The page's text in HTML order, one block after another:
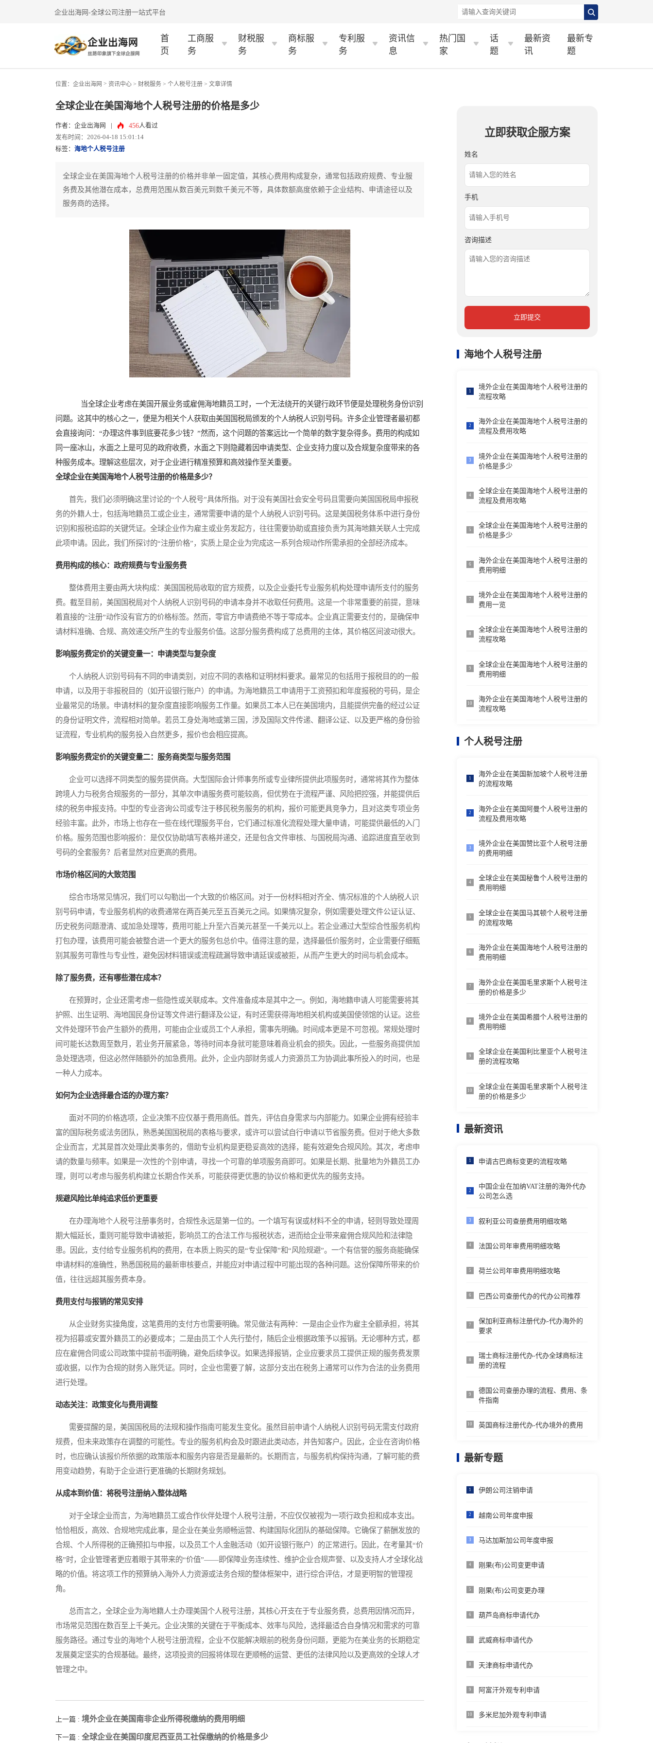
企业出海网-全球公司注册一站式平台
首
页
工商服
务
财税服
务
商标服
务
专利服
务
资讯信
息
热门国
家
话
题
最新资
讯
最新专
题
位置： 企业出海网 > 资讯中心 > 财税服务 > 个人税号注册 > 文章详情
全球企业在美国海地个人税号注册的价格是多少
作者：企业出海网 456人看过
发布时间：2026-04-18 15:01:14
标签： 海地个人税号注册
全球企业在美国海地个人税号注册的价格并非单一固定值，其核心费用构成复杂，通常包括政府规费、专业服
务费及其他潜在成本，总费用范围从数百美元到数千美元不等，具体数额高度依赖于企业结构、申请途径以及
服务商的选择。
当全球企业考虑在美国开展业务或雇佣海地籍员工时，一个无法绕开的关键行政环节便是处理税务身份识别
问题。这其中的核心之一，便是为相关个人获取由美国国税局颁发的个人纳税人识别号码。许多企业管理者最初都
会直接询问：“办理这件事到底要花多少钱？”然而，这个问题的答案远比一个简单的数字复杂得多。费用的构成如
同一座冰山，水面之上是可见的政府收费，水面之下则隐藏着因申请类型、企业支持力度以及合规复杂度带来的各
种服务成本。理解这些层次，对于企业进行精准预算和高效操作至关重要。
全球企业在美国海地个人税号注册的价格是多少？
首先，我们必须明确这里讨论的“个人税号”具体所指。对于没有美国社会安全号码且需要向美国国税局申报税
务的外籍人士，包括海地籍员工或企业主，通常需要申请的是个人纳税人识别号码。这是美国税务体系中进行身份
识别和报税追踪的关键凭证。全球企业作为雇主或业务发起方，往往需要协助或直接负责为其海地籍关联人士完成
此项申请。因此，我们所探讨的“注册价格”，实质上是企业为完成这一系列合规动作所需承担的全部经济成本。
费用构成的核心：政府规费与专业服务费
整体费用主要由两大块构成：美国国税局收取的官方规费，以及企业委托专业服务机构处理申请所支付的服务
费。截至目前，美国国税局对个人纳税人识别号码的申请本身并不收取任何费用。这是一个非常重要的前提，意味
着直接的“注册”动作没有官方的价格标签。然而，零官方申请费绝不等于零成本。企业真正需要支付的，是确保申
请材料准确、合规、高效递交所产生的专业服务价值。这部分服务费构成了总费用的主体，其价格区间波动很大。
影响服务费定价的关键变量一：申请类型与复杂度
个人纳税人识别号码有不同的申请类别，对应不同的表格和证明材料要求。最常见的包括用于报税目的的一般
申请，以及用于非报税目的（如开设银行账户）的申请。为海地籍员工申请用于工资预扣和年度报税的号码，是企
业最常见的场景。申请材料的复杂度直接影响服务工作量。如果员工本人已在美国境内，且能提供完备的经过公证
的身份证明文件，流程相对简单。若员工身处海地或第三国，涉及国际文件传递、翻译公证、以及更严格的身份验
证流程，专业机构的服务投入自然更多，报价也会相应提高。
影响服务费定价的关键变量二：服务商类型与服务范围
企业可以选择不同类型的服务提供商。大型国际会计师事务所或专业律所提供此项服务时，通常将其作为整体
跨境人力与税务合规服务的一部分，其单次申请服务费可能较高，但优势在于流程严谨、风险把控强，并能提供后
续的税务申报支持。中型的专业咨询公司或专注于移民税务服务的机构，报价可能更具竞争力，且对这类专项业务
经验丰富。此外，市场上也存在一些在线代理服务平台，它们通过标准化流程处理大量申请，可能提供最低的入门
价格。服务范围也影响报价：是仅仅协助填写表格并递交，还是包含文件审核、与国税局沟通、追踪进度直至收到
号码的全套服务？后者显然对应更高的费用。
市场价格区间的大致范围
综合市场常见情况，我们可以勾勒出一个大致的价格区间。对于一份材料相对齐全、情况标准的个人纳税人识
别号码申请，专业服务机构的收费通常在两百美元至五百美元之间。如果情况复杂，例如需要处理文件公证认证、
历史税务问题澄清、或加急处理等，费用可能上升至六百美元甚至一千美元以上。若企业通过大型综合性服务机构
打包办理，该费用可能会被整合进一个更大的服务包总价中。值得注意的是，选择最低价服务时，企业需要仔细甄
别其服务可靠性与专业性，避免因材料错误或流程疏漏导致申请延误或被拒，从而产生更大的时间与机会成本。
除了服务费，还有哪些潜在成本？
在预算时，企业还需考虑一些隐性或关联成本。文件准备成本是其中之一。例如，海地籍申请人可能需要将其
护照、出生证明、海地国民身份证等文件进行翻译及公证，有时还需获得海地相关机构或美国使领馆的认证。这些
文件处理环节会产生额外的费用，可能由企业或员工个人承担，需事先明确。时间成本更是不可忽视。常规处理时
间可能长达数周至数月，若业务开展紧急，等待时间本身就可能意味着商业机会的损失。因此，一些服务商提供加
急处理选项，但这必然伴随额外的加急费用。此外，企业内部财务或人力资源员工为协调此事所投入的时间，也是
一种人力成本。
如何为企业选择最合适的办理方案？
面对不同的价格选项，企业决策不应仅基于费用高低。首先，评估自身需求与内部能力。如果企业拥有经验丰
富的国际税务或法务团队，熟悉美国国税局的表格与要求，或许可以尝试自行申请以节省服务费。但对于绝大多数
企业而言，尤其是首次处理此类事务的，借助专业机构是更稳妥高效的选择，能有效避免合规风险。其次，考虑申
请的数量与频率。如果是一次性的个别申请，寻找一个可靠的单项服务商即可。如果是长期、批量地为外籍员工办
理，则可以考虑与服务机构建立长期合作关系，可能获得更优惠的协议价格和更优先的服务支持。
规避风险比单纯追求低价更重要
在办理海地个人税号注册事务时，合规性永远是第一位的。一个填写有误或材料不全的申请，轻则导致处理周
期大幅延长，重则可能导致申请被拒，影响员工的合法工作与报税状态，进而给企业带来雇佣合规风险和法律隐
患。因此，支付给专业服务机构的费用，在本质上购买的是“专业保障”和“风险规避”。一个有信誉的服务商能确保
申请材料的准确性，熟悉国税局的最新审核要点，并能应对申请过程中可能出现的各种问题。这份保障所带来的价
值，往往远超其服务费本身。
费用支付与报销的常见安排
从企业财务实操角度，这笔费用的支付方也需要明确。常见做法有两种：一是由企业作为雇主全额承担，将其
视为招募或安置外籍员工的必要成本；二是由员工个人先行垫付，随后企业根据政策予以报销。无论哪种方式，都
应在雇佣合同或公司政策中提前书面明确，避免后续争议。如果选择报销，企业应要求员工提供正规的服务费发票
或收据，以作为合规的财务入账凭证。同时，企业也需要了解，这部分支出在税务上通常可以作为合法的业务费用
进行处理。
动态关注：政策变化与费用调整
需要提醒的是，美国国税局的法规和操作指南可能发生变化。虽然目前申请个人纳税人识别号码无需支付政府
规费，但未来政策存在调整的可能性。专业的服务机构会及时跟进此类动态，并告知客户。因此，企业在咨询价格
时，也应确认该报价所依据的政策版本和服务内容是否是最新的。长期而言，与服务机构保持沟通，了解可能的费
用变动趋势，有助于企业进行更准确的长期财务规划。
从成本到价值：将税号注册纳入整体战略
对于全球企业而言，为海地籍员工或合作伙伴处理个人税号注册，不应仅仅被视为一项行政负担和成本支出。
恰恰相反，高效、合规地完成此事，是企业在美业务顺畅运营、构建国际化团队的基础保障。它确保了薪酬发放的
合规、个人所得税的正确预扣与申报，以及员工个人金融活动（如开设银行账户）的正常进行。因此，在考量其“价
格”时，企业管理者更应着眼于其带来的“价值”——即保障业务连续性、维护企业合规声誉、以及支持人才全球化战
略的价值。将这项工作的预算纳入海外人力资源或法务合规的整体框架中，进行综合评估，才是更明智的管理视
角。
总而言之，全球企业为海地籍人士办理美国个人税号注册，其核心开支在于专业服务费，总费用因情况而异，
市场常见范围在数百至上千美元。企业决策的关键在于平衡成本、效率与风险，选择最适合自身情况和需求的可靠
服务路径。通过专业的海地个人税号注册流程，企业不仅能解决眼前的税务身份问题，更能为在美业务的长期稳定
发展奠定坚实的合规基础。最终，这项投资的回报将体现在更顺畅的运营、更低的法律风险以及更高效的全球人才
管理之中。
上一篇 : 境外企业在美国南非企业所得税缴纳的费用明细
下一篇 : 全球企业在美国印度尼西亚员工社保缴纳的价格是多少
立即获取企服方案
姓名
手机
咨询描述
立即提交
海地个人税号注册
1
境外企业在美国海地个人税号注册的
流程攻略
2
海外企业在美国海地个人税号注册的
流程及费用攻略
3
境外企业在美国海地个人税号注册的
价格是多少
4
全球企业在美国海地个人税号注册的
流程及费用攻略
5
全球企业在美国海地个人税号注册的
价格是多少
6
海外企业在美国海地个人税号注册的
费用明细
7
境外企业在美国海地个人税号注册的
费用一览
8
全球企业在美国海地个人税号注册的
流程攻略
9
全球企业在美国海地个人税号注册的
费用明细
10
海外企业在美国海地个人税号注册的
流程攻略
个人税号注册
1
海外企业在美国新加坡个人税号注册
的流程攻略
2
海外企业在美国阿曼个人税号注册的
流程及费用攻略
3
境外企业在美国赞比亚个人税号注册
的费用明细
4
全球企业在美国秘鲁个人税号注册的
费用明细
5
全球企业在美国马其顿个人税号注册
的流程攻略
6
海外企业在美国海地个人税号注册的
费用明细
7
海外企业在美国毛里求斯个人税号注
册的价格是多少
8
境外企业在美国希腊个人税号注册的
费用明细
9
全球企业在美国利比里亚个人税号注
册的流程攻略
10
全球企业在美国毛里求斯个人税号注
册的价格是多少
最新资讯
1 申请古巴商标变更的流程攻略
2
中国企业在加纳VAT注册的海外代办
公司怎么选
3 叙利亚公司查册费用明细攻略
4 法国公司年审费用明细攻略
5 荷兰公司年审费用明细攻略
6 巴西公司查册代办的代办公司推荐
7
保加利亚商标注册代办-代办海外的
要求
8
瑞士商标注册代办-代办全球商标注
册的流程
9
德国公司查册办理的流程、费用、条
件指南
10 英国商标注册代办-代办境外的费用
最新专题
1 伊朗公司注销申请
2 越南公司年度申报
3 马达加斯加公司年度申报
4 刚果(布)公司变更申请
5 刚果(布)公司变更办理
6 葫芦岛商标申请代办
7 武威商标申请代办
8 天津商标申请代办
9 阿富汗外观专利申请
10 多米尼加外观专利申请